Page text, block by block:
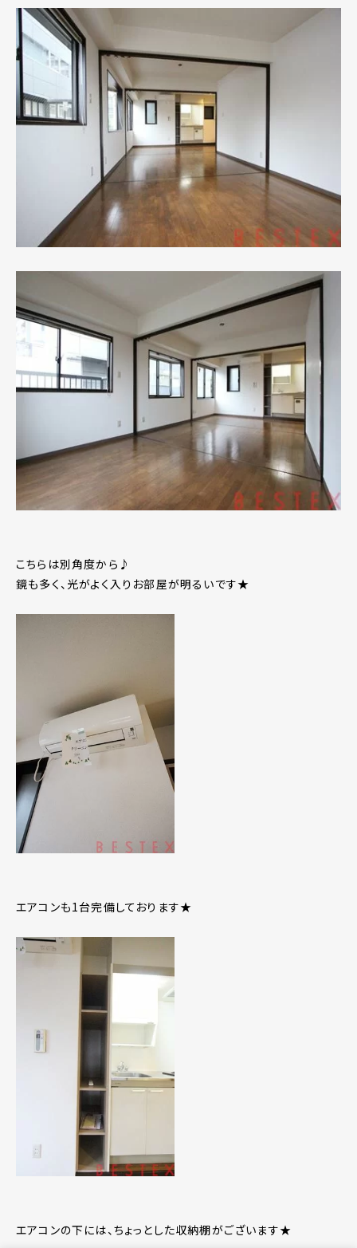
こちらは別角度から♪
鏡も多く、光がよく入りお部屋が明るいです★
エアコンも1台完備しております★
エアコンの下には、ちょっとした収納棚がございます★